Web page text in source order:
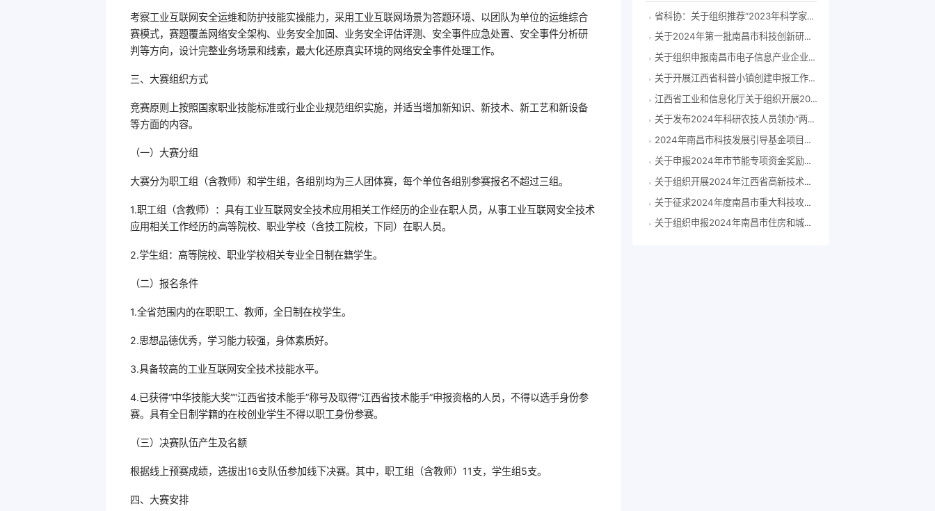
考察工业互联网安全运维和防护技能实操能力，采用工业互联网场景为答题环境、以团队为单位的运维综合
赛模式，赛题覆盖网络安全架构、业务安全加固、业务安全评估评测、安全事件应急处置、安全事件分析研
判等方向，设计完整业务场景和线索，最大化还原真实环境的网络安全事件处理工作。
三、大赛组织方式
竞赛原则上按照国家职业技能标准或行业企业规范组织实施，并适当增加新知识、新技术、新工艺和新设备
等方面的内容。
（一）大赛分组
大赛分为职工组（含教师）和学生组，各组别均为三人团体赛，每个单位各组别参赛报名不超过三组。
1.职工组（含教师）：具有工业互联网安全技术应用相关工作经历的企业在职人员，从事工业互联网安全技术
应用相关工作经历的高等院校、职业学校（含技工院校，下同）在职人员。
2.学生组：高等院校、职业学校相关专业全日制在籍学生。
（二）报名条件
1.全省范围内的在职职工、教师，全日制在校学生。
2.思想品德优秀，学习能力较强，身体素质好。
3.具备较高的工业互联网安全技术技能水平。
4.已获得“中华技能大奖”“江西省技术能手”称号及取得“江西省技术能手”申报资格的人员，不得以选手身份参
赛。具有全日制学籍的在校创业学生不得以职工身份参赛。
（三）决赛队伍产生及名额
根据线上预赛成绩，选拔出16支队伍参加线下决赛。其中，职工组（含教师）11支，学生组5支。
四、大赛安排
省科协：关于组织推荐“2023年科学家精神教育基地”申报单位的通知
关于2024年第一批南昌市科技创新研发飞地拟认定单位的公示
关于组织申报南昌市电子信息产业企业2023年度研发费用后补助项目的通知(洪科字〔2024〕83号）
关于开展江西省科普小镇创建申报工作的通知
江西省工业和信息化厅关于组织开展2024年度江西省专精特新中小企业认定和复核工作的通知
关于发布2024年科研农技人员领办“两片”擂台赛榜单的通知
2024年南昌市科技发展引导基金项目申报指南
关于申报2024年市节能专项资金奖励补助备选项目的通知
关于组织开展2024年江西省高新技术企业认定工作的通知
关于征求2024年度南昌市重大科技攻关项目指南意见建议的通知（洪科字〔2024〕55号）
关于组织申报2024年南昌市住房和城乡建设科技计划项目的通知